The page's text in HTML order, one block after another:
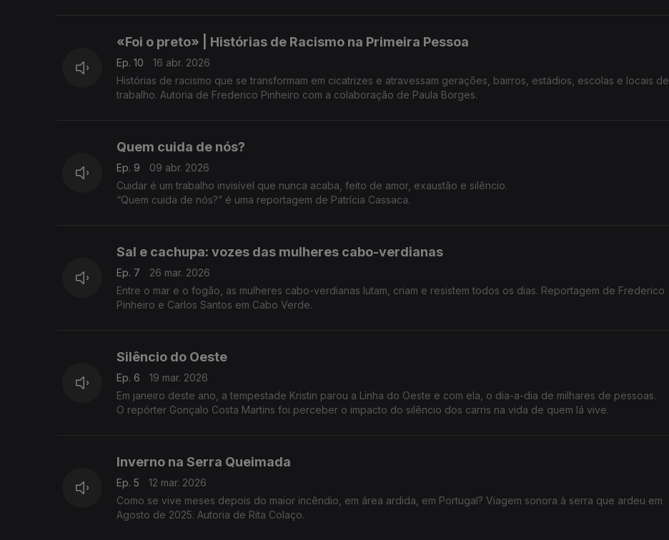
«Foi o preto» | Histórias de Racismo na Primeira Pessoa
Ep. 10
16 abr. 2026
Histórias de racismo que se transformam em cicatrizes e atravessam gerações, bairros, estádios, escolas e locais de
trabalho. Autoria de Frederico Pinheiro com a colaboração de Paula Borges.
Quem cuida de nós?
Ep. 9
09 abr. 2026
Cuidar é um trabalho invisível que nunca acaba, feito de amor, exaustão e silêncio.
“Quem cuida de nós?” é uma reportagem de Patrícia Cassaca.
Sal e cachupa: vozes das mulheres cabo-verdianas
Ep. 7
26 mar. 2026
Entre o mar e o fogão, as mulheres cabo-verdianas lutam, criam e resistem todos os dias. Reportagem de Frederico
Pinheiro e Carlos Santos em Cabo Verde.
Silêncio do Oeste
Ep. 6
19 mar. 2026
Em janeiro deste ano, a tempestade Kristin parou a Linha do Oeste e com ela, o dia-a-dia de milhares de pessoas.
O repórter Gonçalo Costa Martins foi perceber o impacto do silêncio dos carris na vida de quem lá vive.
Inverno na Serra Queimada
Ep. 5
12 mar. 2026
Como se vive meses depois do maior incêndio, em área ardida, em Portugal? Viagem sonora à serra que ardeu em
Agosto de 2025. Autoria de Rita Colaço.